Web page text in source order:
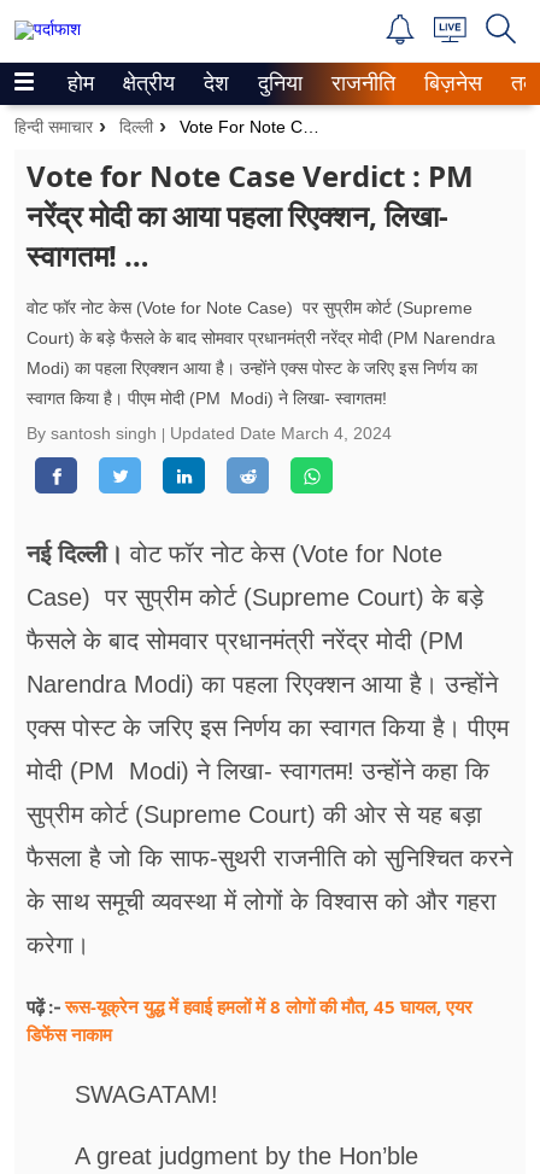
ePaper
वेब स्टोरीज
उत्तर प्रदेश
वीडियो
रिलेशनशिप
जीवन मंत्रा
फूड
सेहत
ब्‍यूटी
शिक्षा
अन्य खबरें
होम क्षेत्रीय देश दुनिया राजनीति बिज़नेस
हिन्दी समाचार दिल्ली
Vote for Note Case Verdict : PM
नरेंद्र मोदी का आया पहला रिएक्शन, लिखा-
स्वागतम! …
वोट फॉर नोट केस (Vote for Note Case) पर सुप्रीम कोर्ट (Supreme
Court) के बड़े फैसले के बाद सोमवार प्रधानमंत्री नरेंद्र मोदी (PM Narendra
Modi) का पहला रिएक्शन आया है। उन्होंने एक्स पोस्ट के जरिए इस निर्णय का
स्वागत किया है। पीएम मोदी (PM Modi) ने लिखा- स्वागतम!
By santosh singh
Updated Date March 4, 2024
नई दिल्ली। वोट फॉर नोट केस (Vote for Note
Case) पर सुप्रीम कोर्ट (Supreme Court) के बड़े
फैसले के बाद सोमवार प्रधानमंत्री नरेंद्र मोदी (PM
Narendra Modi) का पहला रिएक्शन आया है। उन्होंने
एक्स पोस्ट के जरिए इस निर्णय का स्वागत किया है। पीएम
मोदी (PM Modi) ने लिखा- स्वागतम! उन्होंने कहा​ कि
सुप्रीम कोर्ट (Supreme Court) की ओर से यह बड़ा
फैसला है जो कि साफ-सुथरी राजनीति को सुनिश्चित करने
के साथ समूची व्यवस्था में लोगों के विश्वास को और गहरा
करेगा।
पढ़ें :-रूस-यूक्रेन युद्ध में हवाई हमलों में 8 लोगों की मौत, 45 घायल, एयर
डिफेंस नाकाम
SWAGATAM!
A great judgment by the Hon’ble